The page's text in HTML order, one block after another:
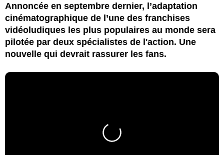
Annoncée en septembre dernier, l’adaptation
cinématographique de l’une des franchises
vidéoludiques les plus populaires au monde sera
pilotée par deux spécialistes de l'action. Une
nouvelle qui devrait rassurer les fans.